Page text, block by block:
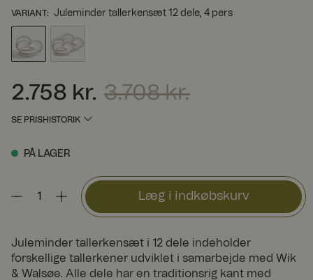
VARIANT: Juleminder tallerkensæt 12 dele, 4 pers
Nuværende pris 2.758 kr.Tidligere pris
2.758 kr. 3.708 kr.
SE PRISHISTORIK
PÅ LAGER
Læg i indkøbskurv
Juleminder tallerkensæt i 12 dele indeholder
forskellige tallerkener udviklet i samarbejde med Wik
& Walsøe. Alle dele har en traditionsrig kant med